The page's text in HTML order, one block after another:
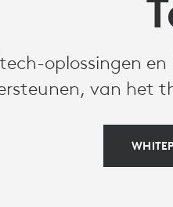
oplossingen
van het